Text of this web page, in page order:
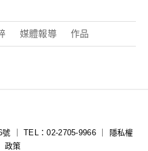
媒體報導 作品
｜ TEL：02-2705-9966 ｜ 隱私權
政策